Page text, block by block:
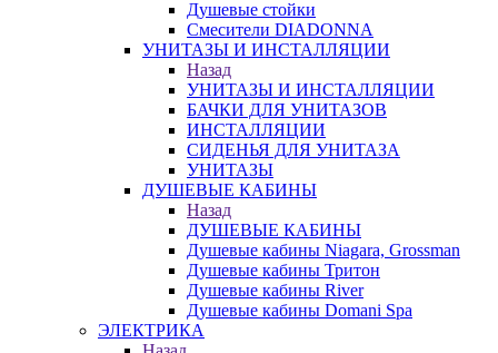
Душевые стойки
Смесители DIADONNA
УНИТАЗЫ И ИНСТАЛЛЯЦИИ
Назад
УНИТАЗЫ И ИНСТАЛЛЯЦИИ
БАЧКИ ДЛЯ УНИТАЗОВ
ИНСТАЛЛЯЦИИ
СИДЕНЬЯ ДЛЯ УНИТАЗА
УНИТАЗЫ
ДУШЕВЫЕ КАБИНЫ
Назад
ДУШЕВЫЕ КАБИНЫ
Душевые кабины Niagara, Grossman
Душевые кабины Тритон
Душевые кабины River
Душевые кабины Domani Spa
ЭЛЕКТРИКА